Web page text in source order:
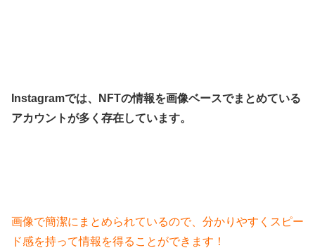
Instagramでは、NFTの情報を画像ベースでまとめている
アカウントが多く存在しています。
画像で簡潔にまとめられているので、分かりやすくスピー
ド感を持って情報を得ることができます！